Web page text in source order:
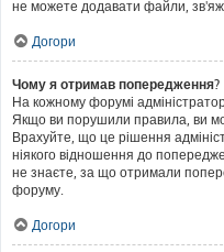
не можете додавати файли,
Догори
Чому я отримав попередження?
На кожному форумі
Якщо ви порушили правила, ви
Врахуйте, що це рішення
ніякого відношення до
не знаєте, за що отримали
форуму.
Догори